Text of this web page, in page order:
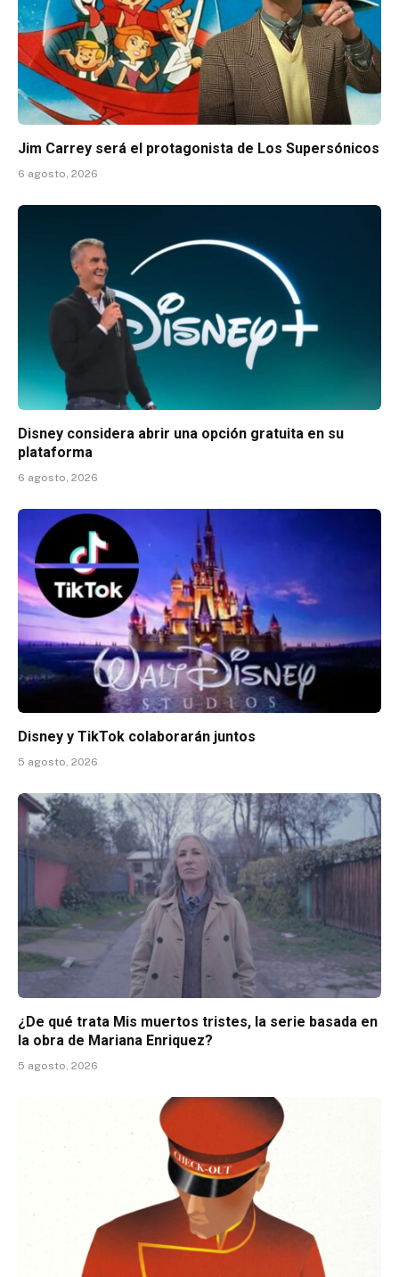
Jim Carrey será el protagonista de Los Supersónicos
6 agosto, 2026
Disney considera abrir una opción gratuita en su
plataforma
6 agosto, 2026
Disney y TikTok colaborarán juntos
5 agosto, 2026
¿De qué trata Mis muertos tristes, la serie basada en
la obra de Mariana Enriquez?
5 agosto, 2026